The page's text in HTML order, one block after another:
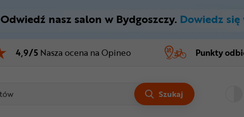
Odwiedź nasz salon w Bydgoszczy. Dowiedz się
4,9/5 Nasza ocena na Opineo Punkty
Szukaj